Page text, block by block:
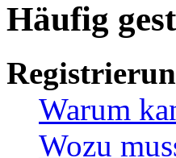
Häufig
Warum
Wozu